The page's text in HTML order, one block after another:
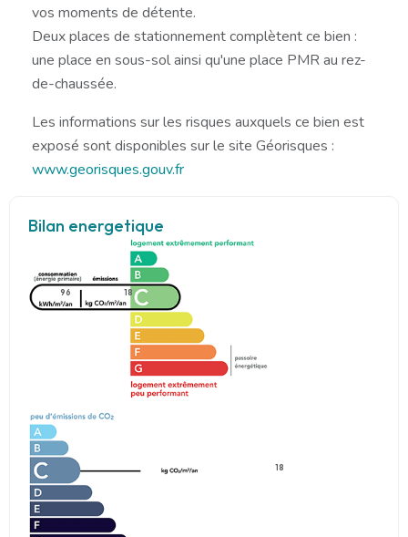
vos moments de détente.
Deux places de stationnement complètent ce bien :
une place en sous-sol ainsi qu'une place PMR au rez-
de-chaussée.
Les informations sur les risques auxquels ce bien est
exposé sont disponibles sur le site Géorisques :
www.georisques.gouv.fr
Bilan energetique
96 18
18